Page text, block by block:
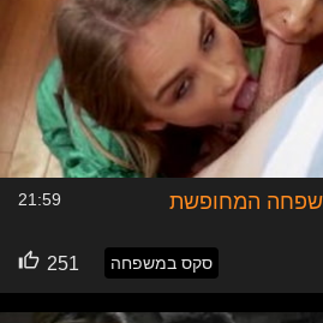
המחופשת
21:59
סקס במשפחה 251